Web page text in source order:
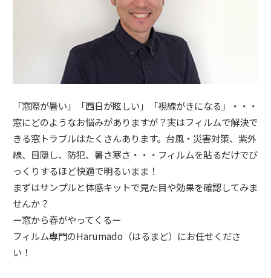
「窓際が暑い」「西日が眩しい」「視線がきになる」・・・
窓にどのようなお悩みがありますが？実はフィルムで解決で
きる窓トラブルはたくさんあります。台風・災害対策、紫外
線、目隠し、防犯、暑さ寒さ・・・フィルムを貼るだけでび
っくりするほど快適で明るいまま！
まずはサンプルと体感キットで見た目や効果を確認してみま
せんか？
ー窓から春がやってくるー
フィルム専門のHarumado（はるまど）にお任せくださ
い！